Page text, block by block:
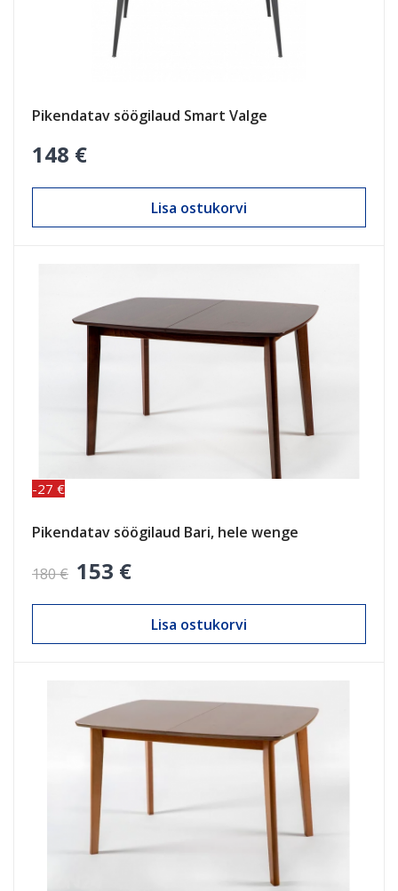
Pikendatav söögilaud Smart Valge
148 €
Lisa ostukorvi
-27 €
Pikendatav söögilaud Bari, hele wenge
180 € 153 €
Lisa ostukorvi